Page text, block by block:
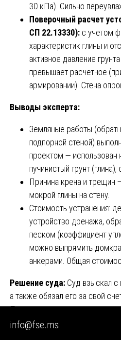
30 кПа). Сильно
Поверочный расчет
СП 22.13330): с учетом
характеристик глины и
активное давление
превышает расчетное
армировании). Стена
Выводы эксперта:
Земляные работы
подпорной стеной)
проектом —
пучинистый грунт (глина),
Причина крена и трещин
мокрой глины на стену.
Стоимость устранения:
устройство дренажа,
песком (коэффициент
можно выпрямить
анкерами. Общая
Решение суда: Суд взыскал с
а также обязал его за свой
Подрядчик пытался доказать,
экономичнее», но суд
на «работы по проекту», а
info@fse.ms